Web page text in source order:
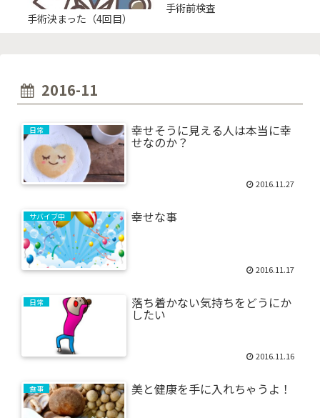
手術決まった（4回目）
手術前検査
2016-11
日常 幸せそうに見える人は本当に幸
せなのか？
2016.11.27
サバイブ中 幸せな事
2016.11.17
日常 落ち着かない気持ちをどうにか
したい
2016.11.16
食事 美と健康を手に入れちゃうよ！